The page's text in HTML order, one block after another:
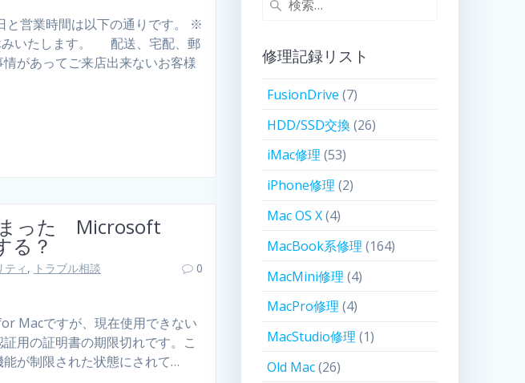
と営業時間は以下の通りです。 ※
みいたします。 配送、宅配、郵
があってご来店出来ないお客様
まった Microsoft
る？
ティ , トラブル相談
0
Macですが、現在使用できない
用の証明書の期限切れです。こ
が制限された状態にされて…
修理記録リスト
FusionDrive (7)
HDD/SSD交換 (26)
iMac修理 (53)
iPhone修理 (2)
Mac OS X(4)
MacBook系修理 (164)
MacMini修理 (4)
MacPro修理 (4)
MacStudio修理 (1)
Old Mac(26)